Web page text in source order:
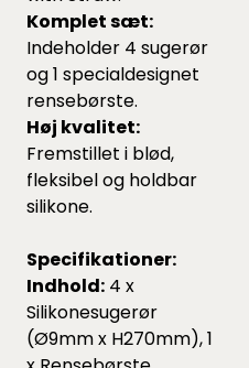
Komplet sæt:
Indeholder 4 sugerør
og 1 specialdesignet
rensebørste.
Høj kvalitet:
Fremstillet i blød,
fleksibel og holdbar
silikone.
Specifikationer:
Indhold: 4 x
Silikonesugerør
(Ø9mm x H270mm), 1